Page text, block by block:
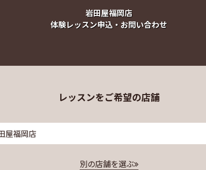
岩田屋福岡店
体験レッスン申込・お問い合わせ
レッスンをご希望の店舗
屋福岡店
別の店舗を選ぶ